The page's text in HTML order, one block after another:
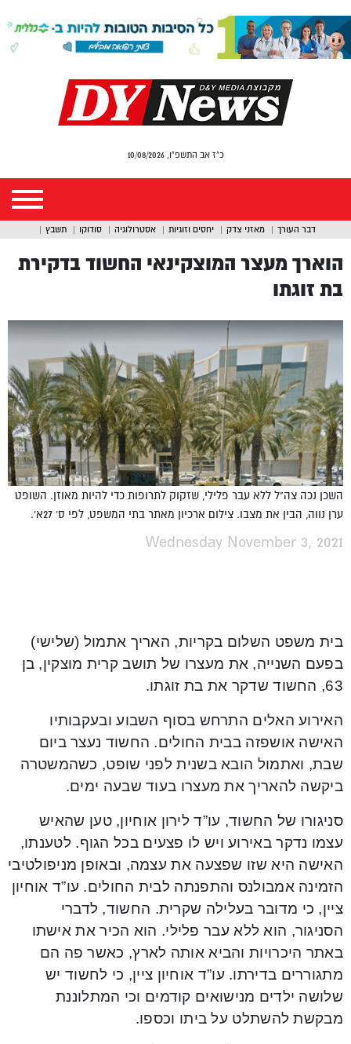
כ"ז אב התשפ"ו, 10/08/2026
דבר העורך מאזני צדק יחסים וזוגיות אסטרולוגיה סודוקו תשבץ
הוארך מעצר המוצקינאי החשוד בדקירת
בת זוגתו
השכן נכה צה"ל ללא עבר פלילי, שזקוק לתרופות כדי להיות מאוזן. השופט
ערן נווה, הבין את מצבו. צילום ארכיון מאתר בתי המשפט, לפי ס' 27א'.
Wednesday November 3, 2021
בית משפט השלום בקריות, האריך אתמול (שלישי)
בפעם השנייה, את מעצרו של תושב קרית מוצקין, בן
63, החשוד שדקר את בת זוגתו.
האירוע האלים התרחש בסוף השבוע ובעקבותיו
האישה אושפזה בבית החולים. החשוד נעצר ביום
שבת, ואתמול הובא בשנית לפני שופט, כשהמשטרה
ביקשה להאריך את מעצרו בעוד שבעה ימים.
סניגורו של החשוד, עו”ד לירון אוחיון, טען שהאיש
עצמו נדקר באירוע ויש לו פצעים בכל הגוף. לטענתו,
האישה היא שזו שפצעה את עצמה, ובאופן מניפולטיבי
הזמינה אמבולנס והתפנתה לבית החולים. עו”ד אוחיון
ציין, כי מדובר בעלילה שקרית. החשוד, לדברי
הסניגור, הוא ללא עבר פלילי. הוא הכיר את אישתו
באתר היכרויות והביא אותה לארץ, כאשר פה הם
מתגוררים בדירתו. עו”ד אוחיון ציין, כי לחשוד יש
שלושה ילדים מנישואים קודמים וכי המתלוננת
מבקשת להשתלט על ביתו וכספו.